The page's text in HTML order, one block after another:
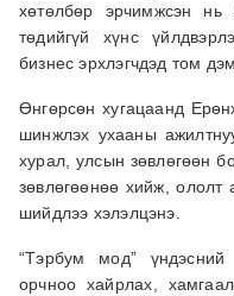
хөтөлбөр эрчимжсэн
төдийгүй хүнс
бизнес эрхлэгчдэд том
Өнгөрсөн хугацаанд
шинжлэх ухааны
хурал, улсын зөвлөгөөн
зөвлөгөөнөө хийж, ололт
шийдлээ хэлэлцэнэ.
“Тэрбум мод” үндэсний
орчноо хайрлах,